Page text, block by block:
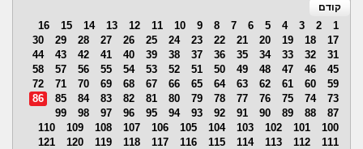
קודם
1
2
3
4
5
6
7
8
9
10
11
12
13
14
15
16
17
18
19
20
21
22
23
24
25
26
27
28
29
30
31
32
33
34
35
36
37
38
39
40
41
42
43
44
45
46
47
48
49
50
51
52
53
54
55
56
57
58
59
60
61
62
63
64
65
66
67
68
69
70
71
72
73
74
75
76
77
78
79
80
81
82
83
84
85
86
87
88
89
90
91
92
93
94
95
96
97
98
99
100
101
102
103
104
105
106
107
108
109
110
111
112
113
114
115
116
117
118
119
120
121